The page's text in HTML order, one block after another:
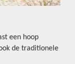
een hoop
de traditionele